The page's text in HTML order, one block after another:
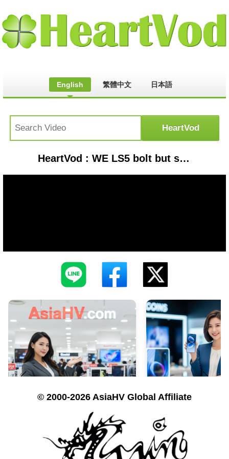
English 繁體中文 日本語
HeartVod : WE LS5 bolt but screws packaging machine,Упаковочная машина для винтов,нтов Машина для упаковки
© 2000-2026 AsiaHV Global Affiliate